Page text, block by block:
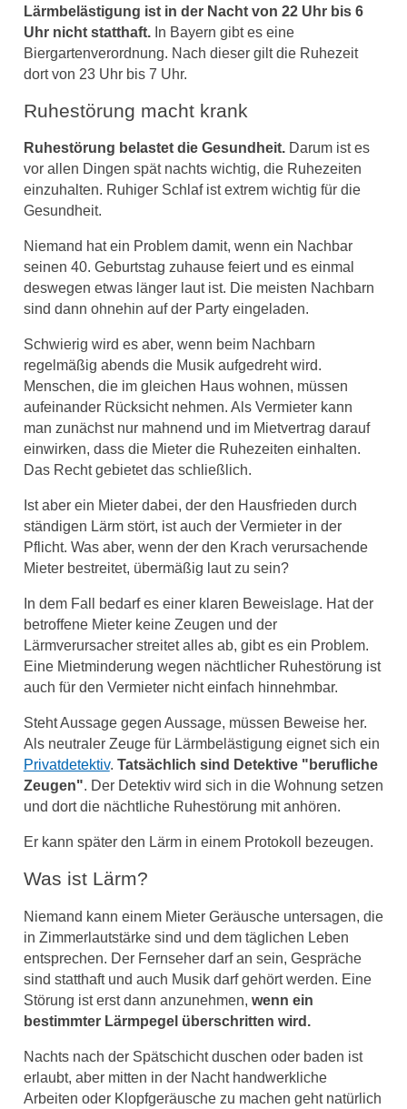
Lärmbelästigung ist in der Nacht von 22 Uhr bis 6
Uhr nicht statthaft.In Bayern gibt es eine
Biergartenverordnung. Nach dieser gilt die Ruhezeit
dort von 23 Uhr bis 7 Uhr.
Ruhestörung macht krank
Ruhestörung belastet die Gesundheit.Darum ist es
vor allen Dingen spät nachts wichtig, die Ruhezeiten
einzuhalten. Ruhiger Schlaf ist extrem wichtig für die
Gesundheit.
Niemand hat ein Problem damit, wenn ein Nachbar
seinen 40. Geburtstag zuhause feiert und es einmal
deswegen etwas länger laut ist. Die meisten Nachbarn
sind dann ohnehin auf der Party eingeladen.
Schwierig wird es aber, wenn beim Nachbarn
regelmäßig abends die Musik aufgedreht wird.
Menschen, die im gleichen Haus wohnen, müssen
aufeinander Rücksicht nehmen. Als Vermieter kann
man zunächst nur mahnend und im Mietvertrag darauf
einwirken, dass die Mieter die Ruhezeiten einhalten.
Das Recht gebietet das schließlich.
Ist aber ein Mieter dabei, der den Hausfrieden durch
ständigen Lärm stört, ist auch der Vermieter in der
Pflicht. Was aber, wenn der den Krach verursachende
Mieter bestreitet, übermäßig laut zu sein?
In dem Fall bedarf es einer klaren Beweislage. Hat der
betroffene Mieter keine Zeugen und der
Lärmverursacher streitet alles ab, gibt es ein Problem.
Eine Mietminderung wegen nächtlicher Ruhestörung ist
auch für den Vermieter nicht einfach hinnehmbar.
Steht Aussage gegen Aussage, müssen Beweise her.
Als neutraler Zeuge für Lärmbelästigung eignet sich ein
Privatdetektiv. Tatsächlich sind Detektive "berufliche
Zeugen". Der Detektiv wird sich in die Wohnung setzen
und dort die nächtliche Ruhestörung mit anhören.
Er kann später den Lärm in einem Protokoll bezeugen.
Was ist Lärm?
Niemand kann einem Mieter Geräusche untersagen, die
in Zimmerlautstärke sind und dem täglichen Leben
entsprechen. Der Fernseher darf an sein, Gespräche
sind statthaft und auch Musik darf gehört werden. Eine
Störung ist erst dann anzunehmen, wenn ein
bestimmter Lärmpegel überschritten wird.
Nachts nach der Spätschicht duschen oder baden ist
erlaubt, aber mitten in der Nacht handwerkliche
Arbeiten oder Klopfgeräusche zu machen geht natürlich